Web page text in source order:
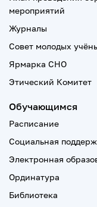
мероприятий
Журналы
Совет молодых
Ярмарка СНО
Этический Комитет
Обучающимся
Расписание
Социальная
Электронная
Ординатура
Библиотека